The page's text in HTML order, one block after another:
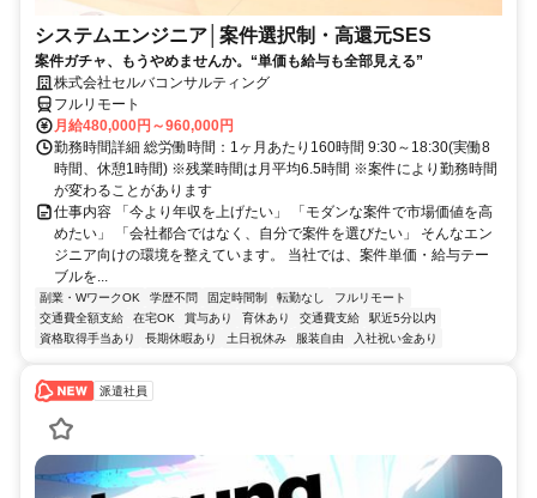
システムエンジニア│案件選択制・高還元SES
案件ガチャ、もうやめませんか。“単価も給与も全部見える”
株式会社セルバコンサルティング
フルリモート
月給480,000円～960,000円
勤務時間詳細 総労働時間：1ヶ月あたり160時間 9:30～18:30(実働8
時間、休憩1時間) ※残業時間は月平均6.5時間 ※案件により勤務時間
が変わることがあります
仕事内容 「今より年収を上げたい」 「モダンな案件で市場価値を高
めたい」 「会社都合ではなく、自分で案件を選びたい」 そんなエン
ジニア向けの環境を整えています。 当社では、案件単価・給与テー
ブルを...
副業・WワークOK 学歴不問 固定時間制 転勤なし
フルリモート
交通費全額支給
在宅OK 賞与あり 育休あり 交通費支給
駅近5分以内
資格取得手当あり
長期休暇あり 土日祝休み 服装自由 入社祝い金あり
派遣社員